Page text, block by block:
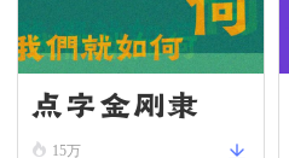
点字金刚隶
15万